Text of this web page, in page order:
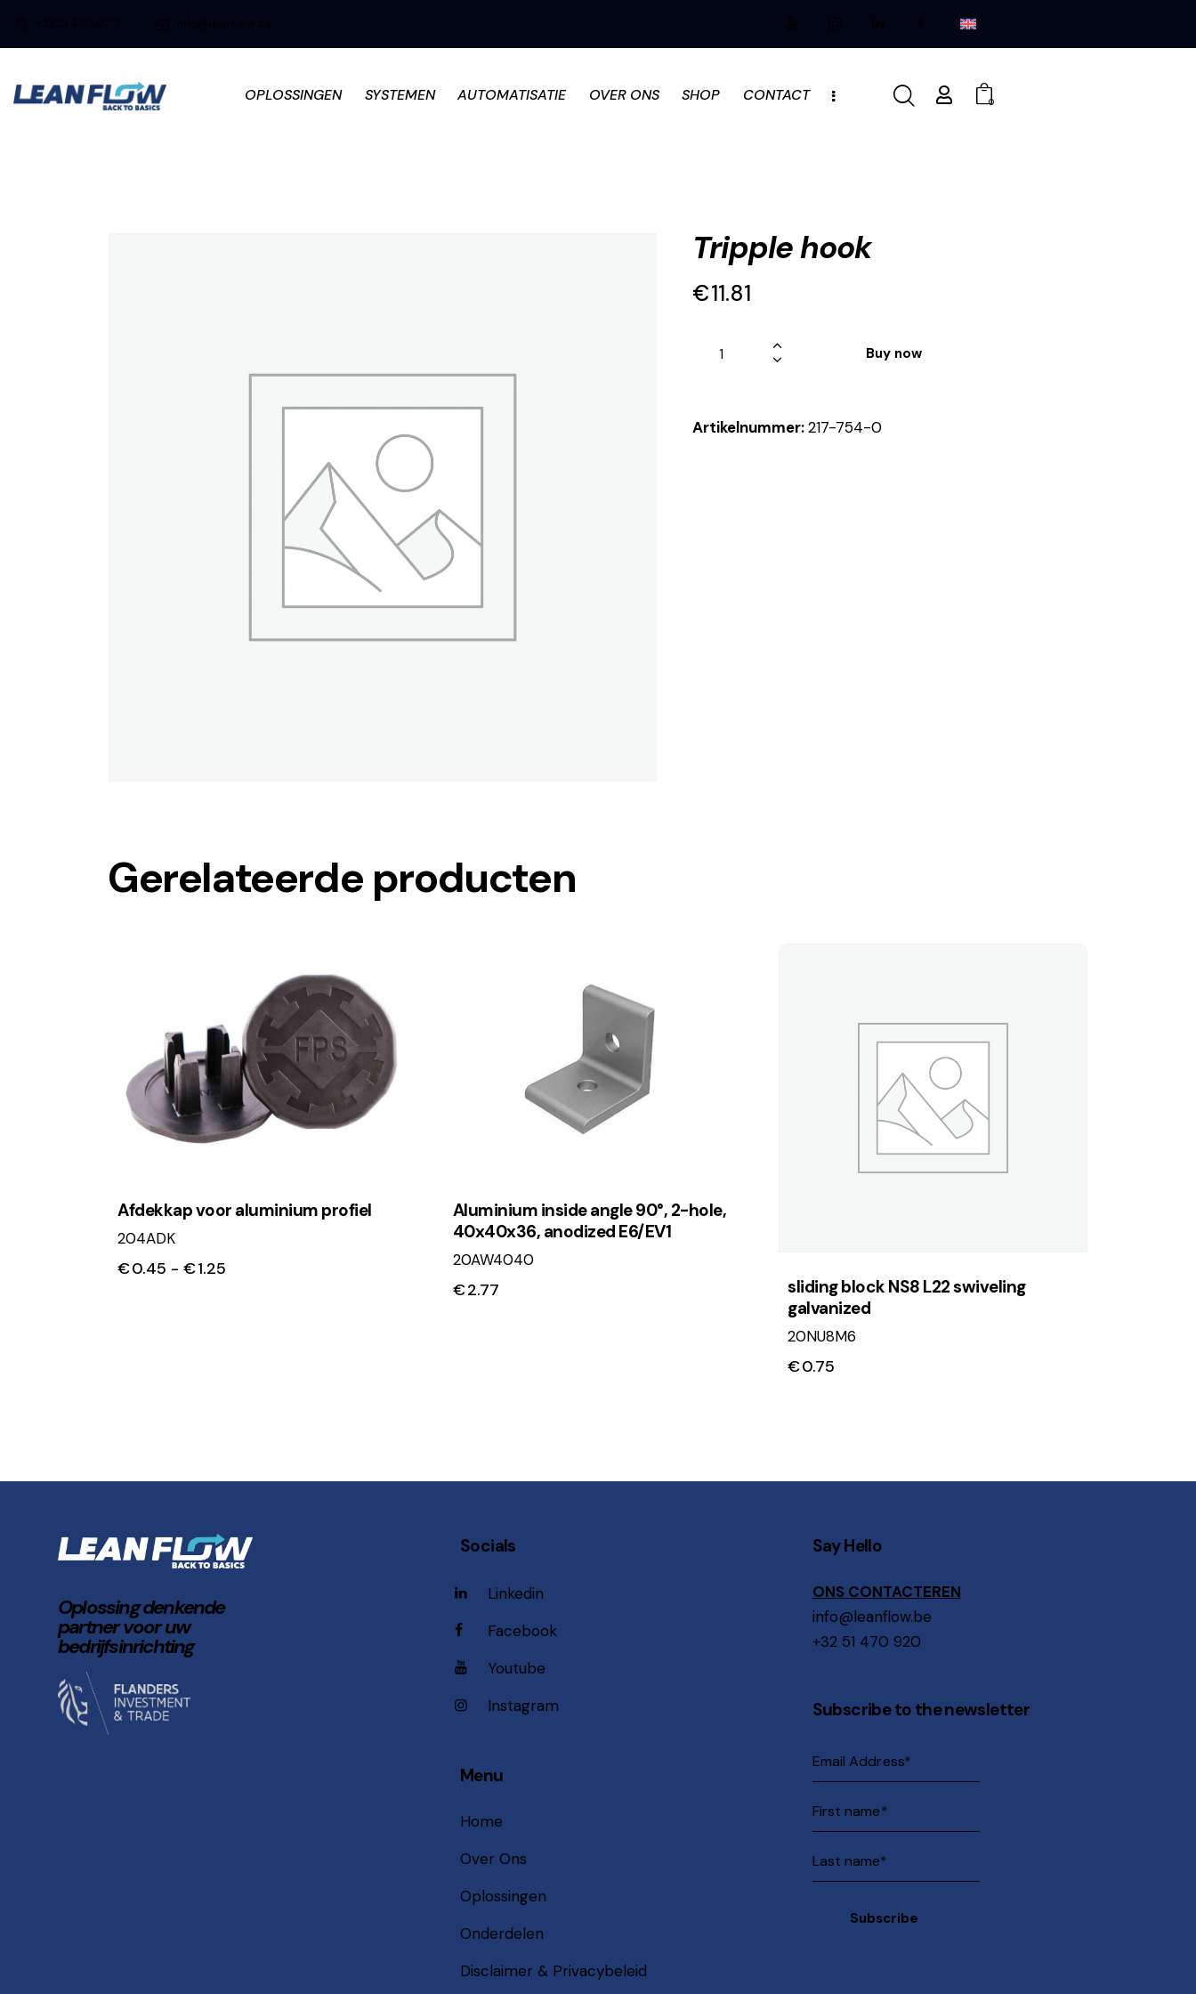
OPLOSSINGEN SYSTEMEN AUTOMATISATIE OVER ONS SHOP CONTACT 0
Tripple hook
€11.81
Buy now
Artikelnummer:217-754-0
Gerelateerde producten
Afdekkap voor aluminium profiel
204ADK
€0.45 - €1.25
Aluminium inside angle 90°, 2-hole,
40x40x36, anodized E6/EV1
20AW4040
€2.77
sliding block NS8 L22 swiveling
galvanized
20NU8M6
€0.75
Oplossing denkende
partner voor uw
bedrijfsinrichting
Socials
Linkedin
Facebook
Youtube
Instagram
Menu
Home
Over Ons
Oplossingen
Onderdelen
Disclaimer & Privacybeleid
Say Hello
ONS CONTACTEREN
info@leanflow.be
+32 51 470 920
Subscribe to the newsletter